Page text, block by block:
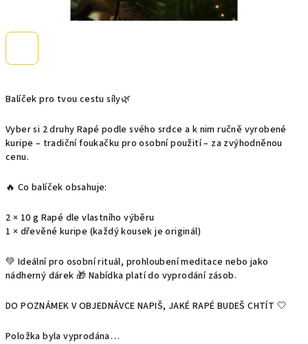
Balíček pro tvou cestu síly🌿
Vyber si 2 druhy Rapé podle svého srdce a k nim ručně vyrobené
kuripe – tradiční foukačku pro osobní použití – za zvýhodněnou
cenu.
🔥 Co balíček obsahuje:
2 × 10 g Rapé dle vlastního výběru
1 × dřevěné kuripe (každý kousek je originál)
💚 Ideální pro osobní rituál, prohloubení meditace nebo jako
nádherný dárek 🎁 Nabídka platí do vyprodání zásob.
DO POZNÁMEK V OBJEDNÁVCE NAPIŠ, JAKÉ RAPÉ BUDEŠ CHTÍT 🤍
Položka byla vyprodána…